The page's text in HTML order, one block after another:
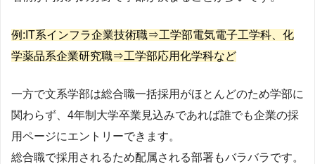
例:IT系インフラ企業技術職⇒工学部電気電子工学科、化
学薬品系企業研究職⇒工学部応用化学科など
一方で文系学部は総合職一括採用がほとんどのため学部に
関わらず、4年制大学卒業見込みであれば誰でも企業の採
用ページにエントリーできます。
総合職で採用されるため配属される部署もバラバラです。